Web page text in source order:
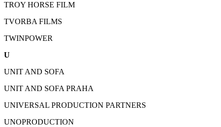
TROY HORSE FILM
TVORBA FILMS
TWINPOWER
U
UNIT AND SOFA
UNIT AND SOFA PRAHA
UNIVERSAL PRODUCTION PARTNERS
UNOPRODUCTION